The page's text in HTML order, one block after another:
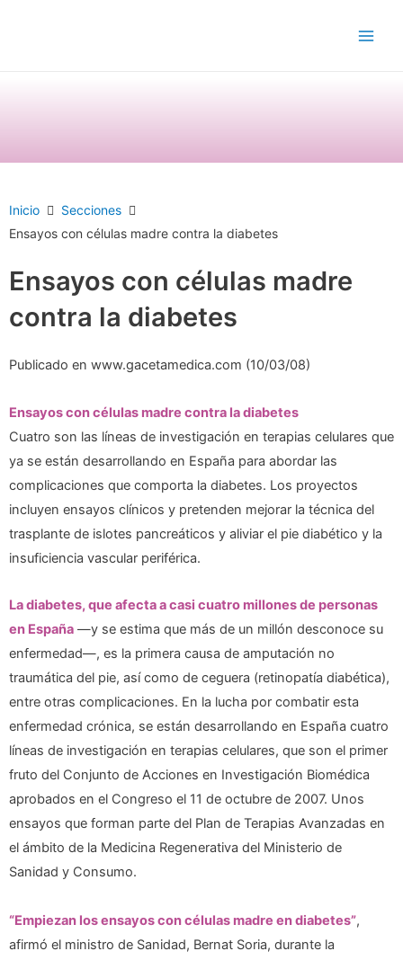
Inicio
Secciones
Ensayos con células madre contra la diabetes
Ensayos con células madre
contra la diabetes
Publicado en www.gacetamedica.com (10/03/08)
Ensayos con células madre contra la diabetes
Cuatro son las líneas de investigación en terapias celulares que
ya se están desarrollando en España para abordar las
complicaciones que comporta la diabetes. Los proyectos
incluyen ensayos clínicos y pretenden mejorar la técnica del
trasplante de islotes pancreáticos y aliviar el pie diabético y la
insuficiencia vascular periférica.
La diabetes, que afecta a casi cuatro millones de personas
en España —y se estima que más de un millón desconoce su
enfermedad—, es la primera causa de amputación no
traumática del pie, así como de ceguera (retinopatía diabética),
entre otras complicaciones. En la lucha por combatir esta
enfermedad crónica, se están desarrollando en España cuatro
líneas de investigación en terapias celulares, que son el primer
fruto del Conjunto de Acciones en Investigación Biomédica
aprobados en el Congreso el 11 de octubre de 2007. Unos
ensayos que forman parte del Plan de Terapias Avanzadas en
el ámbito de la Medicina Regenerativa del Ministerio de
Sanidad y Consumo.
“Empiezan los ensayos con células madre en diabetes”,
afirmó el ministro de Sanidad, Bernat Soria, durante la